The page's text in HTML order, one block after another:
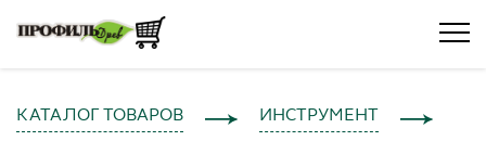
КАТАЛОГ ТОВАРОВ ИНСТРУМЕНТ